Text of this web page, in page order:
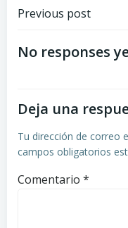
por
Previous post
No responses
Deja una
Tu dirección de correo
campos obligatorios
Comentario *